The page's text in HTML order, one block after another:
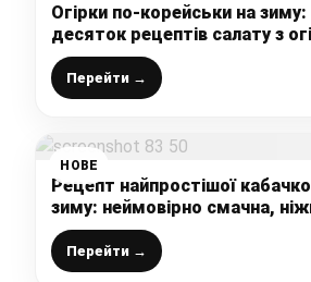
Огірки по-корейськи на
десяток рецептів салату з
просто ідеальний
Перейти →
НОВЕ
Рецепт найпростішої
зиму: неймовірно смачна,
консистенція, така як колись
магазинах, але ні – краще
Перейти →